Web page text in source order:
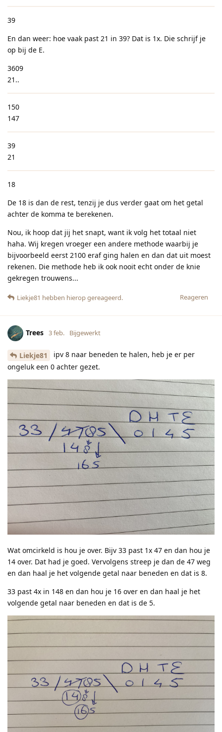
39
En dan weer: hoe vaak past 21 in 39? Dat is 1x. Die schrijf je
op bij de E.
3609
21..
150
147
39
21
18
De 18 is dan de rest, tenzij je dus verder gaat om het getal
achter de komma te berekenen.
Nou, ik hoop dat jij het snapt, want ik volg het totaal niet
haha. Wij kregen vroeger een andere methode waarbij je
bijvoorbeeld eerst 2100 eraf ging halen en dan dat uit moest
rekenen. Die methode heb ik ook nooit echt onder de knie
gekregen trouwens...
Reageren
Liekje81 hebben hierop gereageerd.
Trees 3 feb. Bijgewerkt
Liekje81
ipv 8 naar beneden te halen, heb je er per
ongeluk een 0 achter gezet.
Wat omcirkeld is hou je over. Bijv 33 past 1x 47 en dan hou je
14 over. Dat had je goed. Vervolgens streep je dan de 47 weg
en dan haal je het volgende getal naar beneden en dat is 8.
33 past 4x in 148 en dan hou je 16 over en dan haal je het
volgende getal naar beneden en dat is de 5.